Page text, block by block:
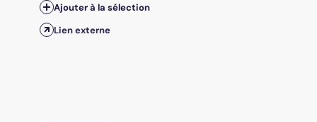
Ajouter à la sélection
Lien externe